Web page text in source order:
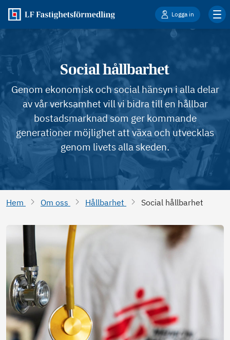
Logga in
Social hållbarhet
Genom ekonomisk och social hänsyn i alla delar
av vår verksamhet vill vi bidra till en hållbar
bostadsmarknad som ger kommande
generationer möjlighet att växa och utvecklas
genom livets alla skeden.
Hem Om oss Hållbarhet Social hållbarhet